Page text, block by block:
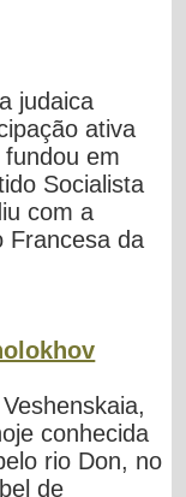
judaica
ativa
em
Socialista
com a
Francesa da
conhecida
rio Don, no
de